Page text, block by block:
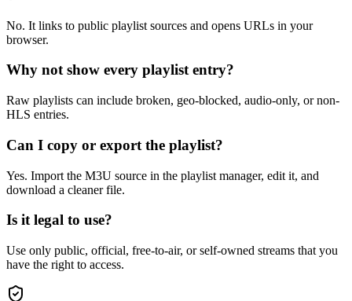
No. It links to public playlist sources and opens URLs in your
browser.
Why not show every playlist entry?
Raw playlists can include broken, geo-blocked, audio-only, or non-
HLS entries.
Can I copy or export the playlist?
Yes. Import the M3U source in the playlist manager, edit it, and
download a cleaner file.
Is it legal to use?
Use only public, official, free-to-air, or self-owned streams that you
have the right to access.